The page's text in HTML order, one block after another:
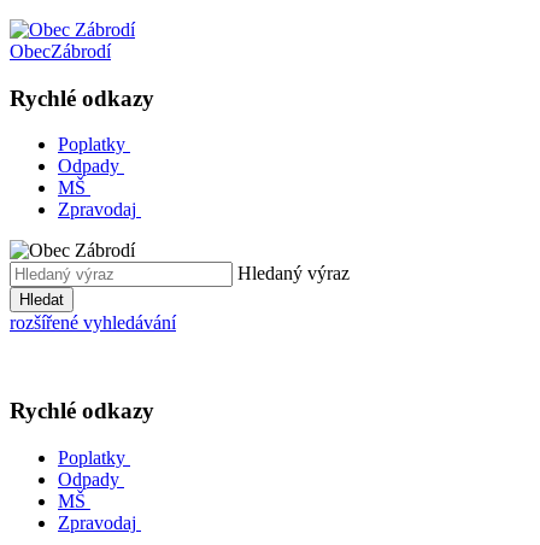
ObecZábrodí
Rychlé odkazy
Poplatky
Odpady
MŠ
Zpravodaj
Hledaný výraz
Hledat
rozšířené vyhledávání
Rychlé odkazy
Poplatky
Odpady
MŠ
Zpravodaj